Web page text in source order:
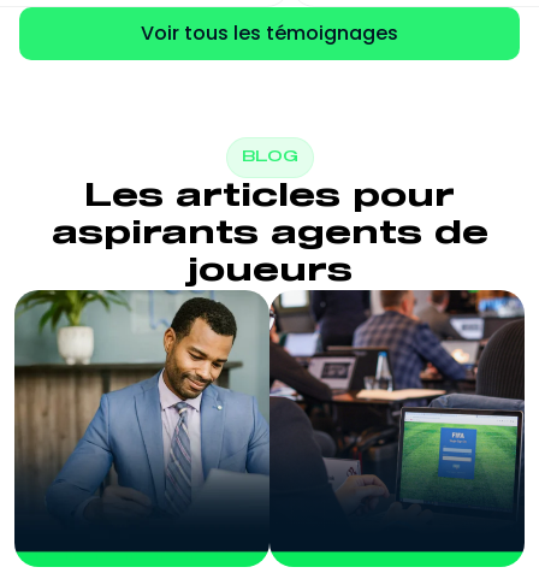
Voir tous les témoignages
BLOG
Les articles pour
aspirants agents de
joueurs